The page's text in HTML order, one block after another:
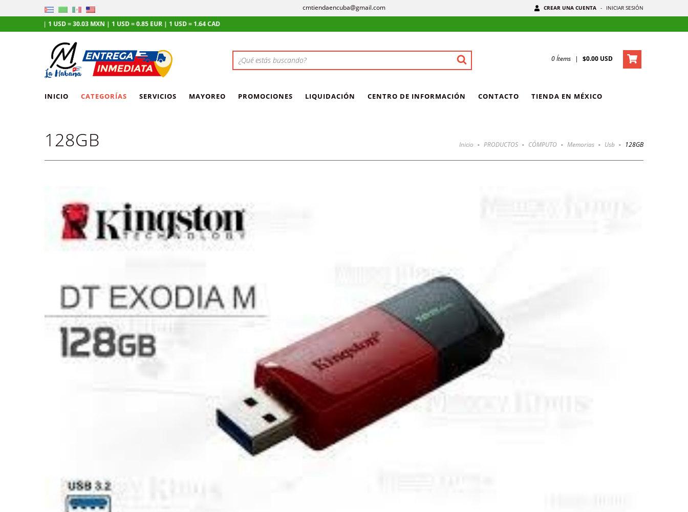
cmtiendaencuba@gmail.com CREAR UNA CUENTA - INICIAR SESIÓN
MLC | 1 USD = 30.03 MXN | 1 USD = 0.85 EUR | 1 USD = 1.64 CAD
0Ítems | $0.00 USD
INICIO CATEGORÍAS SERVICIOS MAYOREO PROMOCIONES LIQUIDACIÓN CENTRO DE INFORMACIÓN CONTACTO TIENDA EN MÉXICO
128GB Inicio - PRODUCTOS - CÓMPUTO - Memorias - Usb - 128GB